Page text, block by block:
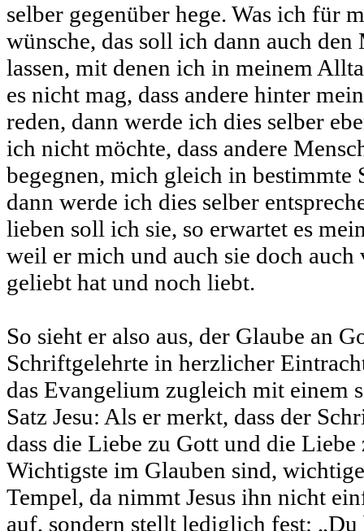
selber gegenüber hege. Was ich für
wünsche, das soll ich dann auch
lassen, mit denen ich in meinem
es nicht mag, dass andere hinter
reden, dann werde ich dies selber
ich nicht möchte, dass andere
begegnen, mich gleich in bestimmte
dann werde ich dies selber
lieben soll ich sie, so erwartet es
weil er mich und auch sie doch
geliebt hat und noch liebt.
So sieht er also aus, der Glaube an
Schriftgelehrte in herzlicher
das Evangelium zugleich mit einem
Satz Jesu: Als er merkt, dass der
dass die Liebe zu Gott und die Liebe
Wichtigste im Glauben sind,
Tempel, da nimmt Jesus ihn nicht
auf, sondern stellt lediglich fest: